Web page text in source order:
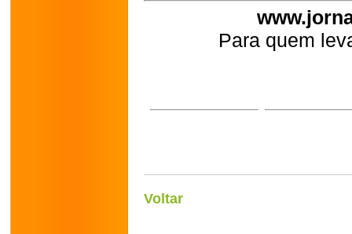
Para quem
Voltar